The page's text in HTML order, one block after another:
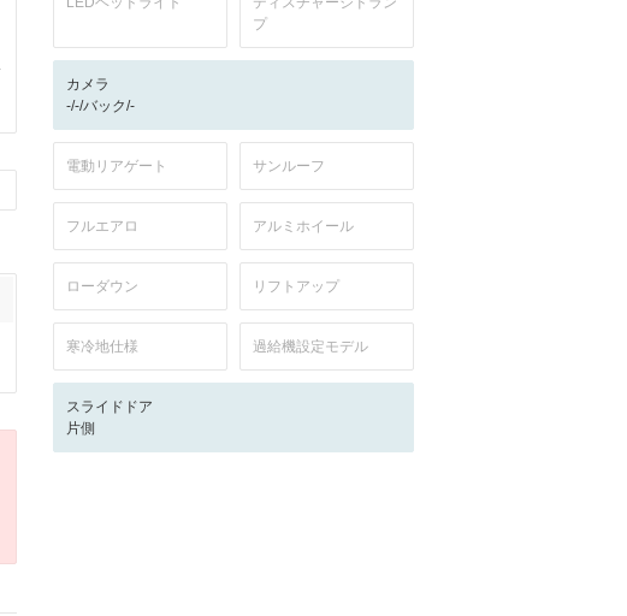
プ
カメラ
-/-/バック/-
電動リアゲート サンルーフ
フルエアロ アルミホイール
ローダウン リフトアップ
寒冷地仕様 過給機設定モデル
スライドドア
片側